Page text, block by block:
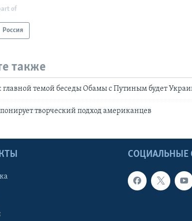
of
Россия
также
темой беседы Обамы с Путиным будет
творческий подход американцев
СОЦИАЛЬНЫЕ